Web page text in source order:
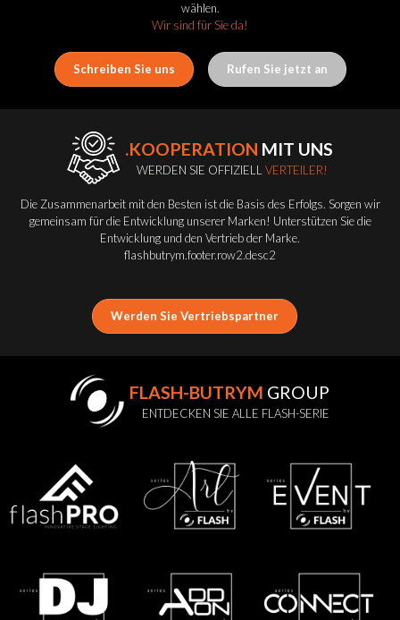
wählen.
Wir sind für Sie da!
Schreiben Sie uns Rufen Sie jetzt an
.KOOPERATION MIT UNS
WERDEN SIE OFFIZIELLVERTEILER!
Die Zusammenarbeit mit den Besten ist die Basis des Erfolgs. Sorgen wir
gemeinsam für die Entwicklung unserer Marken! Unterstützen Sie die
Entwicklung und den Vertrieb der Marke.
flashbutrym.footer.row2.desc2
Werden Sie Vertriebspartner
FLASH-BUTRYM GROUP
ENTDECKEN SIE ALLE FLASH-SERIE